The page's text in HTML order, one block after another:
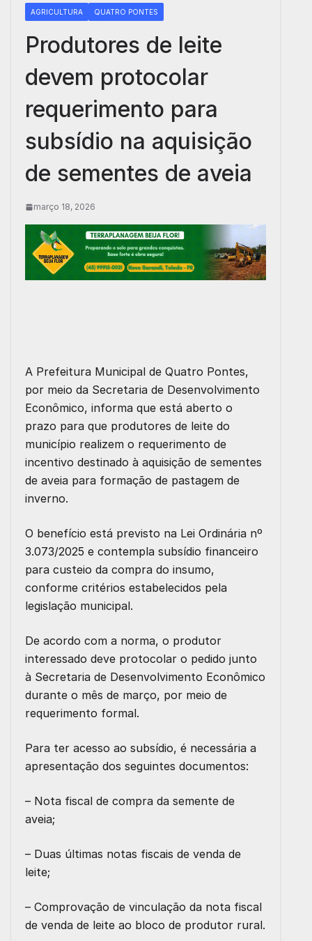
AGRICULTURA QUATRO PONTES
Produtores de leite
devem protocolar
requerimento para
subsídio na aquisição
de sementes de aveia
março 18, 2026
A Prefeitura Municipal de Quatro Pontes,
por meio da Secretaria de Desenvolvimento
Econômico, informa que está aberto o
prazo para que produtores de leite do
município realizem o requerimento de
incentivo destinado à aquisição de sementes
de aveia para formação de pastagem de
inverno.
O benefício está previsto na Lei Ordinária nº
3.073/2025 e contempla subsídio financeiro
para custeio da compra do insumo,
conforme critérios estabelecidos pela
legislação municipal.
De acordo com a norma, o produtor
interessado deve protocolar o pedido junto
à Secretaria de Desenvolvimento Econômico
durante o mês de março, por meio de
requerimento formal.
Para ter acesso ao subsídio, é necessária a
apresentação dos seguintes documentos:
– Nota fiscal de compra da semente de
aveia;
– Duas últimas notas fiscais de venda de
leite;
– Comprovação de vinculação da nota fiscal
de venda de leite ao bloco de produtor rural.